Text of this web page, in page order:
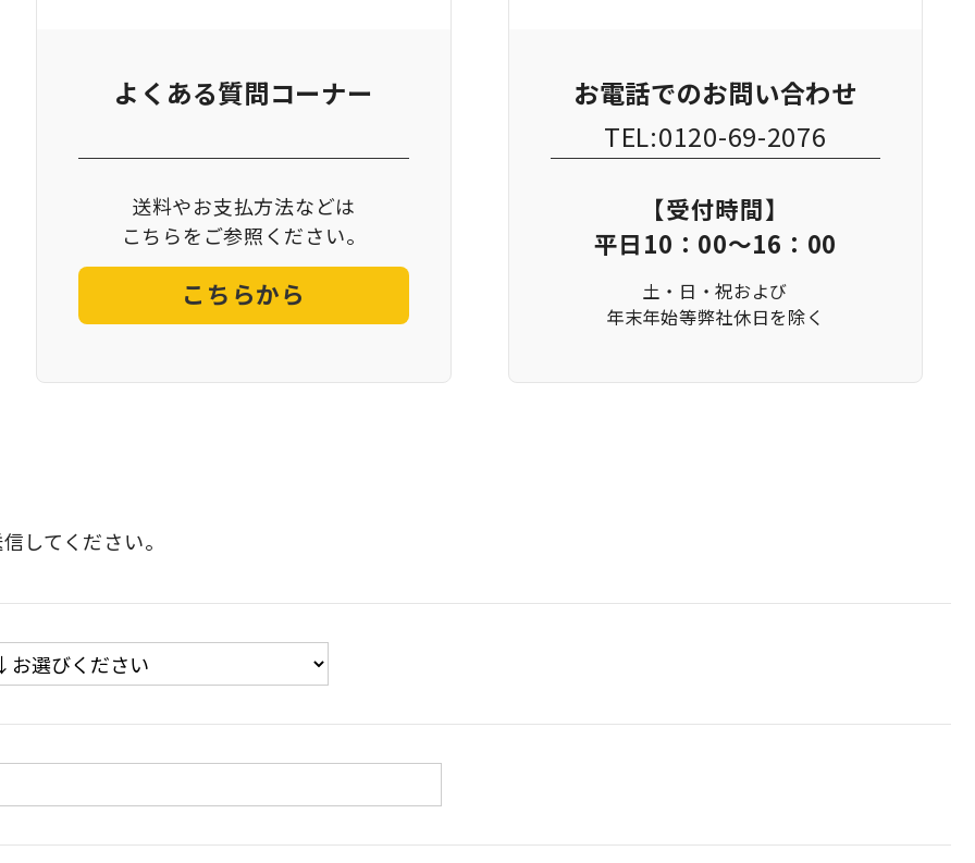
よくある質問コーナー
送料やお支払方法などは
こちらをご参照ください。
こちらから
お電話でのお問い合わせ
TEL:0120-69-2076
【受付時間】
平日10：00～16：00
土・日・祝および
年末年始等弊社休日を除く
してください。